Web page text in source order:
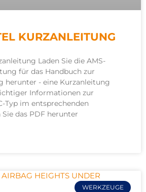
KURZANLEITUNG
Laden Sie die AMS-
für das Handbuch zur
herunter - eine Kurzanleitung
Informationen zur
Typ im entsprechenden
Sie das PDF herunter
WERKZEUGE